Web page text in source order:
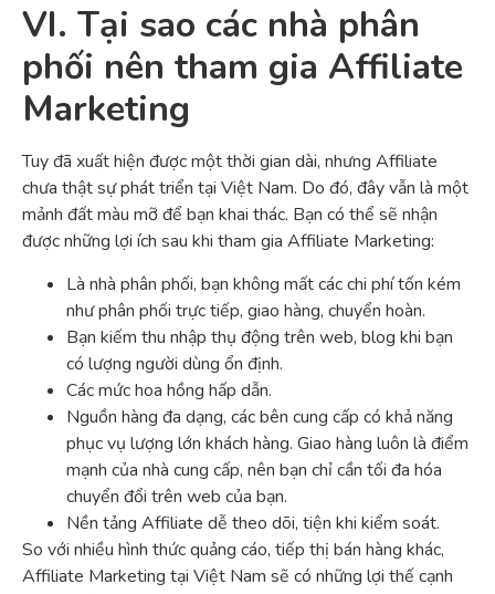
VI. Tại sao các nhà phân
phối nên tham gia Affiliate
Marketing
Tuy đã xuất hiện được một thời gian dài, nhưng Affiliate
chưa thật sự phát triển tại Việt Nam. Do đó, đây vẫn là một
mảnh đất màu mỡ để bạn khai thác. Bạn có thể sẽ nhận
được những lợi ích sau khi tham gia Affiliate Marketing:
Là nhà phân phối, bạn không mất các chi phí tốn kém
như phân phối trực tiếp, giao hàng, chuyển hoàn.
Bạn kiếm thu nhập thụ động trên web, blog khi bạn
có lượng người dùng ổn định.
Các mức hoa hồng hấp dẫn.
Nguồn hàng đa dạng, các bên cung cấp có khả năng
phục vụ lượng lớn khách hàng. Giao hàng luôn là điểm
mạnh của nhà cung cấp, nên bạn chỉ cần tối đa hóa
chuyển đổi trên web của bạn.
Nền tảng Affiliate dễ theo dõi, tiện khi kiểm soát.
So với nhiều hình thức quảng cáo, tiếp thị bán hàng khác,
Affiliate Marketing tại Việt Nam sẽ có những lợi thế cạnh